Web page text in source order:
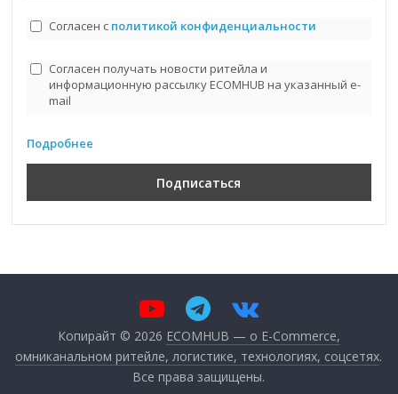
Согласен с политикой конфиденциальности
Согласен получать новости ритейла и
информационную рассылку ECOMHUB на указанный e-
mail
Подробнее
Копирайт © 2026 ECOMHUB — о E-Commerce,
омниканальном ритейле, логистике, технологиях, соцсетях.
Все права защищены.